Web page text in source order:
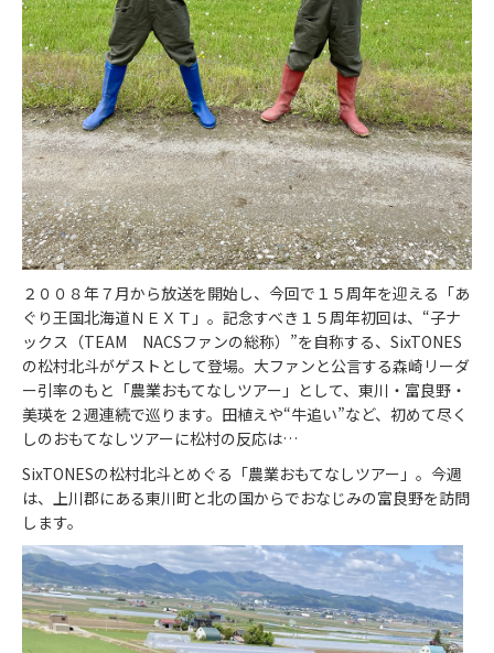
２００８年７月から放送を開始し、今回で１５周年を迎える「あ
ぐり王国北海道ＮＥＸＴ」。記念すべき１５周年初回は、“子ナ
ックス（TEAM NACSファンの総称）”を自称する、SixTONES
の松村北斗がゲストとして登場。大ファンと公言する森崎リーダ
ー引率のもと「農業おもてなしツアー」として、東川・富良野・
美瑛を２週連続で巡ります。田植えや“牛追い”など、初めて尽く
しのおもてなしツアーに松村の反応は…
SixTONESの松村北斗とめぐる「農業おもてなしツアー」。今週
は、上川郡にある東川町と北の国からでおなじみの富良野を訪問
します。